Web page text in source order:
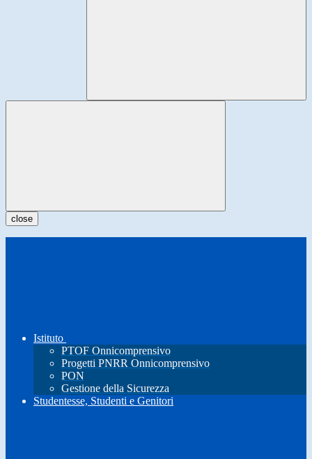
close
Istituto
PTOF Onnicomprensivo
Progetti PNRR Onnicomprensivo
PON
Gestione della Sicurezza
Studentesse, Studenti e Genitori